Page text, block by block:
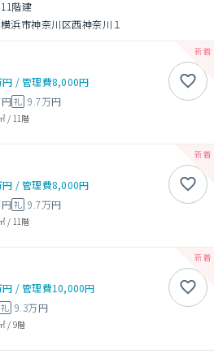
11階建
浜市神奈川区西神奈川１
円 /管理費8,000円
礼 9.7万円
/ 11階
円 /管理費8,000円
礼 9.7万円
/ 11階
円 /管理費10,000円
礼 9.3万円
/ 9階